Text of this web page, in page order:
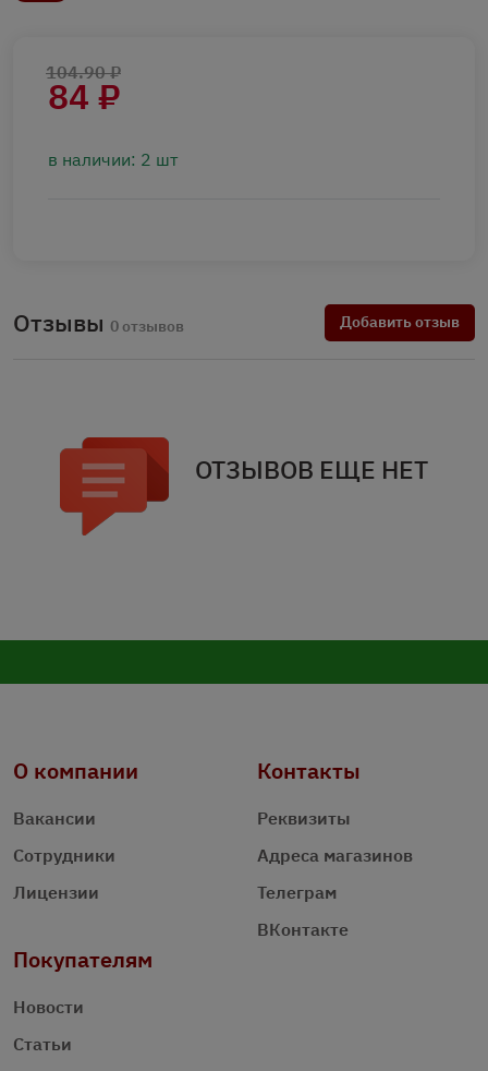
84 ₽
104.90 ₽
в наличии: 2 шт
Отзывы 0 отзывов Добавить отзыв
ОТЗЫВОВ ЕЩЕ НЕТ
О компании
Вакансии
Сотрудники
Лицензии
Контакты
Реквизиты
Адреса магазинов
Телеграм
ВКонтакте
Покупателям
Новости
Статьи